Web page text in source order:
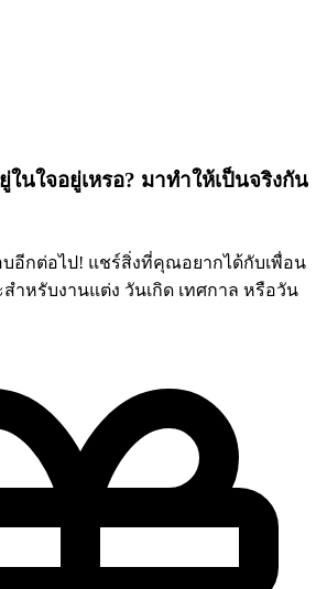
นใจอยู่เหรอ? มาทำให้เป็นจริงกัน
อีกต่อไป! แชร์สิ่งที่คุณอยากได้กับเพื่อน
ำหรับงานแต่ง วันเกิด เทศกาล หรือวัน